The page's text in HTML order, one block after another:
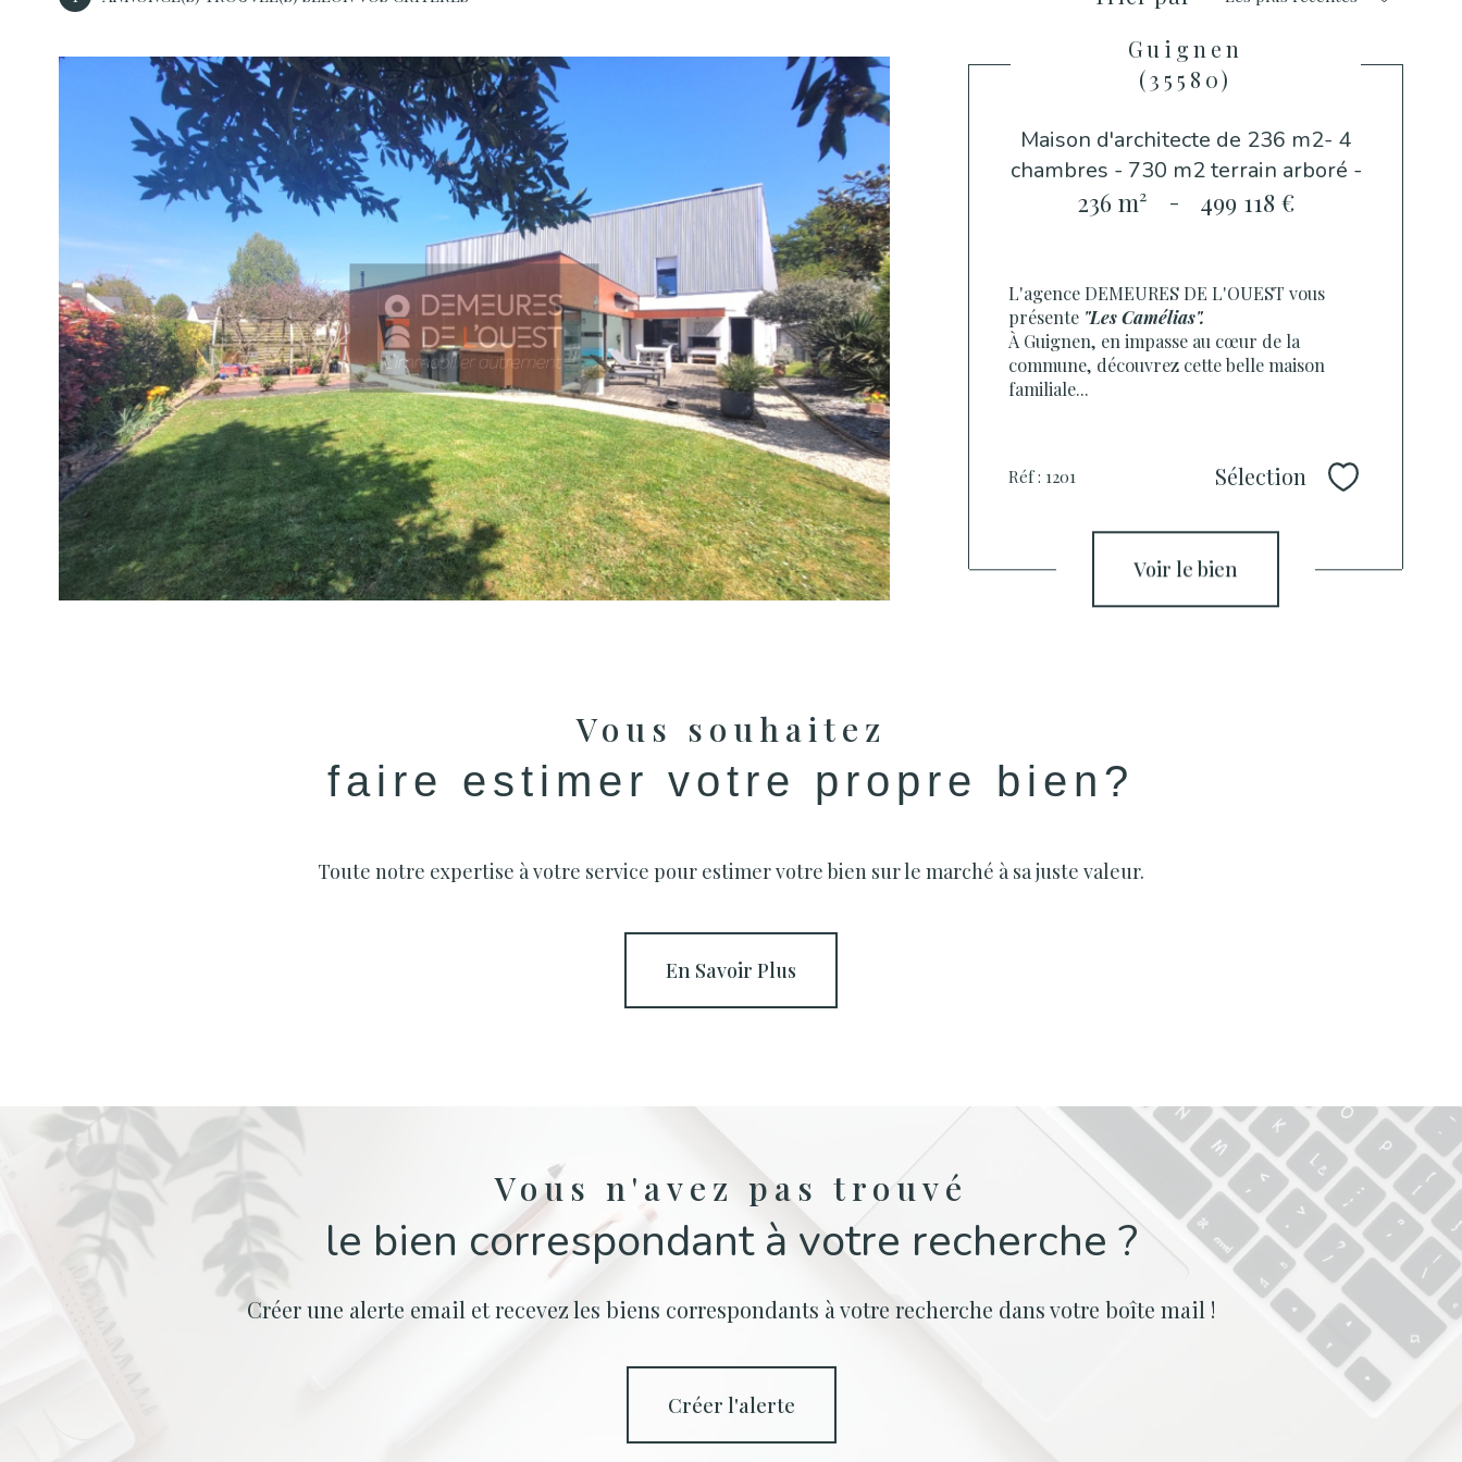
Guignen
(35580)
Maison d'architecte de 236 m2- 4
chambres - 730 m2 terrain arboré -
236 m² - 499 118 €
L'agence DEMEURES DE L'OUEST vous
présente "Les Camélias".
À Guignen, en impasse au cœur de la
commune, découvrez cette belle maison
familiale...
Réf : 1201 Sélection Sélectionner
voir le bien
Vous souhaitez
faire estimer votre propre bien?
Toute notre expertise à votre service pour estimer votre bien sur le marché à sa juste valeur.
En Savoir Plus
Vous n'avez pas trouvé
le bien correspondant à votre recherche ?
Créer une alerte email et recevez les biens correspondants à votre recherche dans votre boîte mail !
créer l'alerte